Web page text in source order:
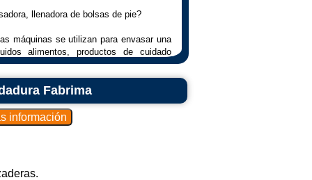
llenadora de bolsas de pie?
máquinas se utilizan para envasar una
alimentos, productos de cuidado
en envases de bolsas verticales.
en bolsa stand-up es práctico para los
de pie y es fácil de abrir y cerrar.
y se pueden personalizar con
Fabrima